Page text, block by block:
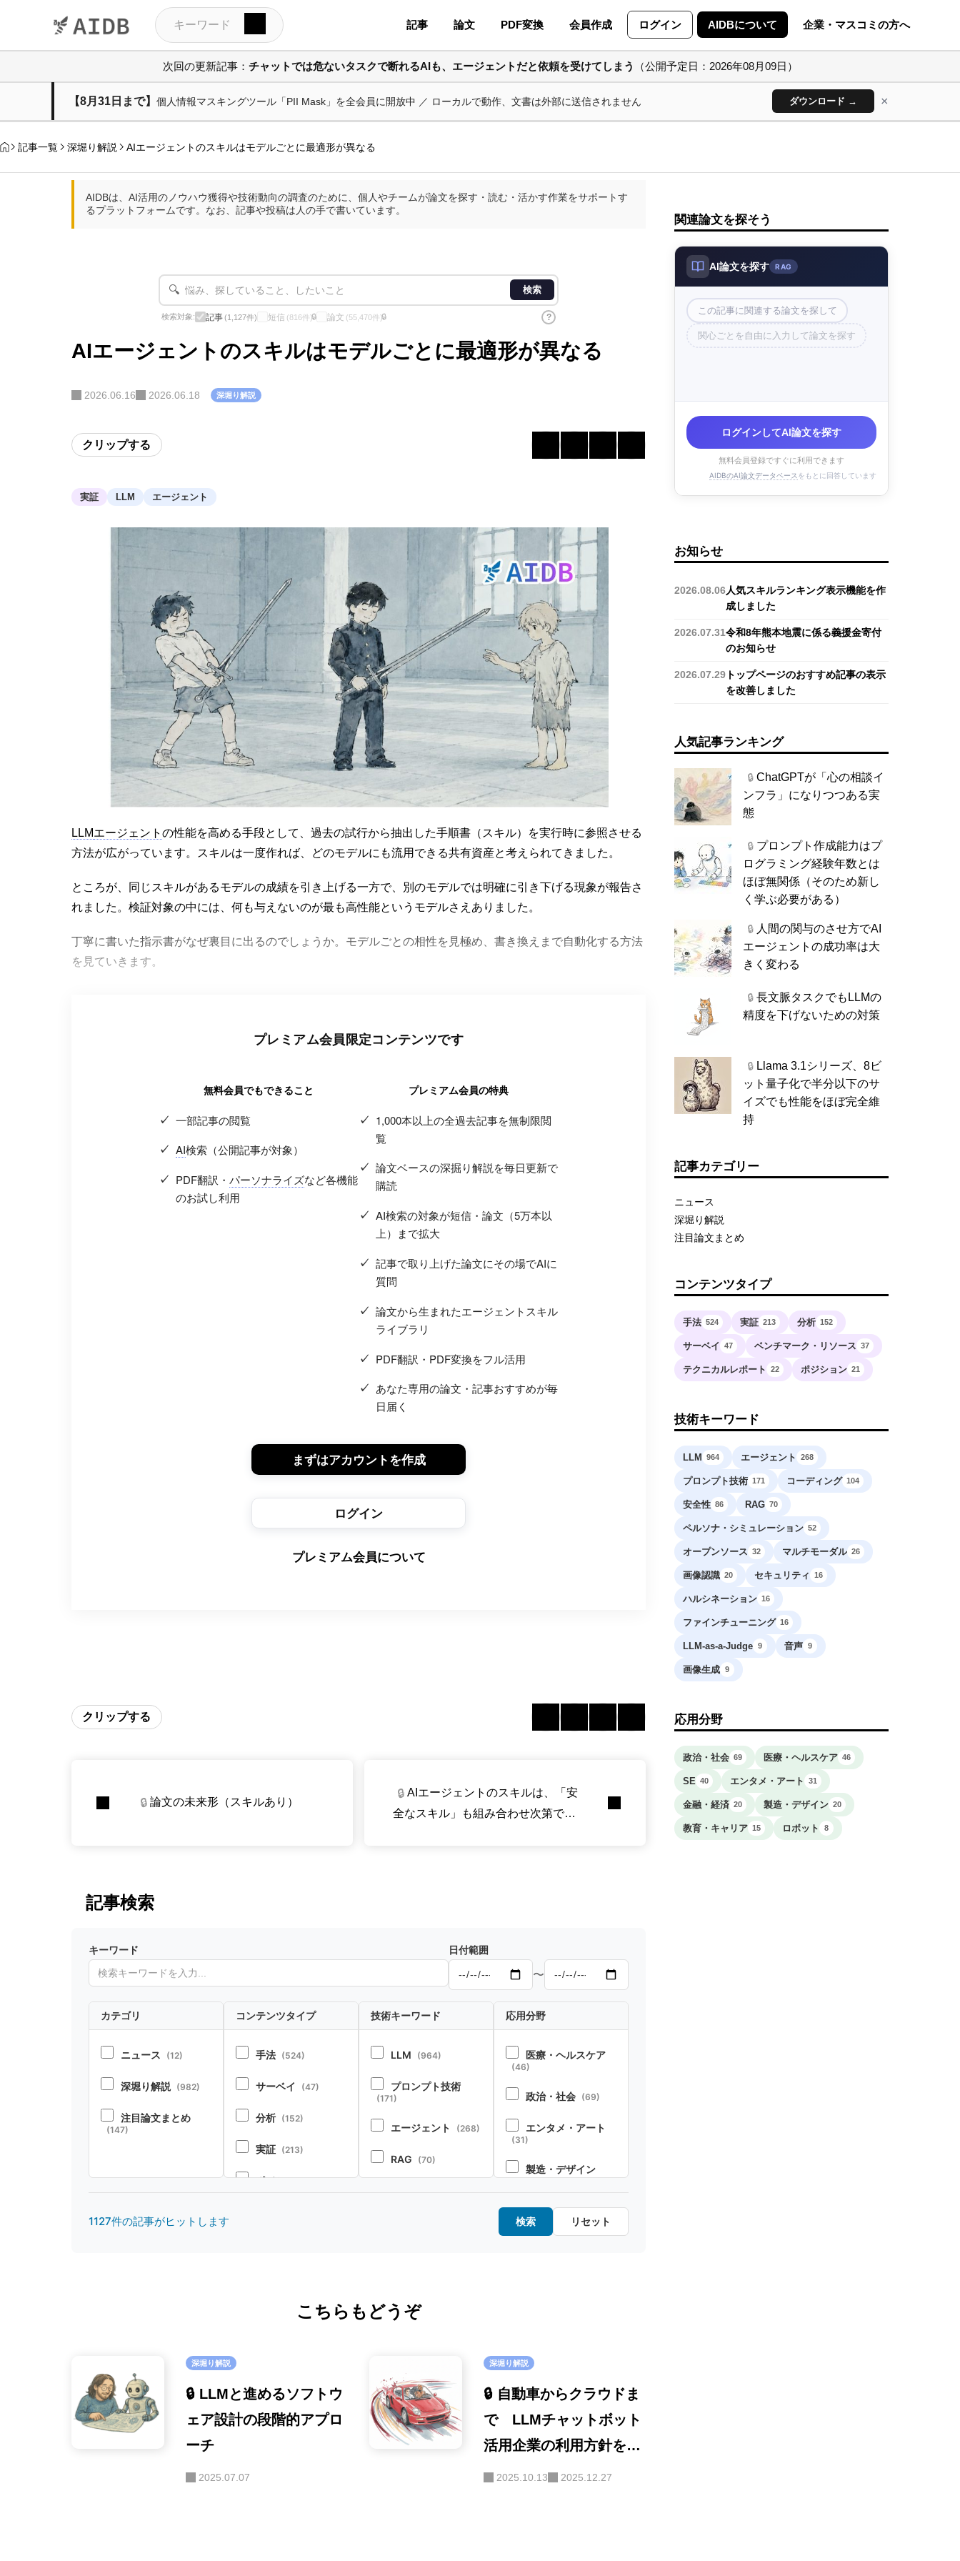
記事 論文 PDF変換 会員作成 ログイン AIDBについて 企業・マスコミの方へ
次回の更新記事： チャットでは危ないタスクで断れるAIも、エージェントだと依頼を受けてしまう （公開予定日：2026年08月09日）
【8月31日まで】 個人情報マスキングツール「PII Mask」を全会員に開放中 ／ ローカルで動作、文書は外部に送信されません ダウンロード → ×
記事一覧 深堀り解説 AIエージェントのスキルはモデルごとに最適形が異なる
AIDBは、AI活用のノウハウ獲得や技術動向の調査のために、個人やチームが論文を探す・読む・活かす作業をサポートす
るプラットフォームです。なお、記事や投稿は人の手で書いています。
🔍 検索
検索対象: 記事(1,127件) 短信 (816件)🔒 論文 (55,470件)🔒 ?
AIエージェントのスキルはモデルごとに最適形が異なる
2026.06.16 2026.06.18 深堀り解説
クリップする
実証 LLM エージェント
LLMエージェント の性能を高める手段として、過去の試行から抽出した手順書（スキル）を実行時に参照させる
方法が広がっています。スキルは一度作れば、どのモデルにも流用できる共有資産と考えられてきました。
ところが、同じスキルがあるモデルの成績を引き上げる一方で、別のモデルでは明確に引き下げる現象が報告さ
れました。検証対象の中には、何も与えないのが最も高性能というモデルさえありました。
丁寧に書いた指示書がなぜ裏目に出るのでしょうか。モデルごとの相性を見極め、書き換えまで自動化する方法
を見ていきます。
プレミアム会員限定コンテンツです
無料会員でもできること
一部記事の閲覧
AI検索（公開記事が対象）
PDF翻訳・ パーソナライズなど各機能
のお試し利用
プレミアム会員の特典
1,000本以上の全過去記事を無制限閲
覧
論文ベースの深掘り解説を毎日更新で
購読
AI検索の対象が短信・論文（5万本以
上）まで拡大
記事で取り上げた論文にその場でAIに
質問
論文から生まれたエージェントスキル
ライブラリ
PDF翻訳・PDF変換をフル活用
あなた専用の論文・記事おすすめが毎
日届く
まずはアカウントを作成
ログイン
プレミアム会員について
クリップする
🔒 論文の未来形（スキルあり）
🔒 AIエージェントのスキルは、「安
全なスキル」も組み合わせ次第で漏
記事検索
キーワード 日付範囲
〜
カテゴリ
ニュース (12)
深堀り解説 (982)
注目論文まとめ
(147)
コンテンツタイプ
手法 (524)
サーベイ (47)
分析 (152)
実証 (213)
ポジション (21)
技術キーワード
LLM (964)
プロンプト技術
(171)
エージェント (268)
RAG (70)
コーディング (104)
(32)
画像認識 (20)
ファインチューニン
グ (16)
応用分野
医療・ヘルスケア
(46)
政治・社会 (69)
エンタメ・アート
(31)
製造・デザイン
(20)
金融・経済 (20)
1127件の記事がヒットします 検索 リセット
こちらもどうぞ
深堀り解説
🔒 LLMと進めるソフトウ
ェア設計の段階的アプロ
ーチ
2025.07.07
深堀り解説
🔒 自動車からクラウドま
で LLMチャットボット
活用企業の利用方針を調
査2025.10.13 2025.12.27
関連論文を探そう
AI論文を探す RAG
この記事に関連する論文を探して
関心ごとを自由に入力して論文を探す
ログインしてAI論文を探す
無料会員登録ですぐに利用できます
AIDBのAI論文データベース をもとに回答しています
お知らせ
2026.08.06人気スキルランキング表示機能を作
成しました
2026.07.31令和8年熊本地震に係る義援金寄付
のお知らせ
2026.07.29 トップページのおすすめ記事の表示
を改善しました
人気記事ランキング
🔒ChatGPTが「心の相談イ
ンフラ」になりつつある実
態
🔒プロンプト作成能力はプ
ログラミング経験年数とは
ほぼ無関係（そのため新し
く学ぶ必要がある）
🔒人間の関与のさせ方でAI
エージェントの成功率は大
きく変わる
🔒長文脈タスクでもLLMの
精度を下げないための対策
🔒Llama 3.1シリーズ、8ビ
ット量子化で半分以下のサ
イズでも性能をほぼ完全維
持
記事カテゴリー
ニュース
深堀り解説
注目論文まとめ
コンテンツタイプ
手法 524 実証 213 分析 152
サーベイ 47 ベンチマーク・リソース 37
テクニカルレポート 22 ポジション 21
技術キーワード
LLM 964 エージェント 268
プロンプト技術 171 コーディング 104
安全性 86 RAG 70
ペルソナ・シミュレーション 52
オープンソース 32 マルチモーダル 26
画像認識 20 セキュリティ 16
ハルシネーション 16
ファインチューニング 16
LLM-as-a-Judge 9 音声 9
画像生成 9
応用分野
政治・社会 69 医療・ヘルスケア 46
SE 40 エンタメ・アート 31
金融・経済 20 製造・デザイン 20
教育・キャリア 15 ロボット 8